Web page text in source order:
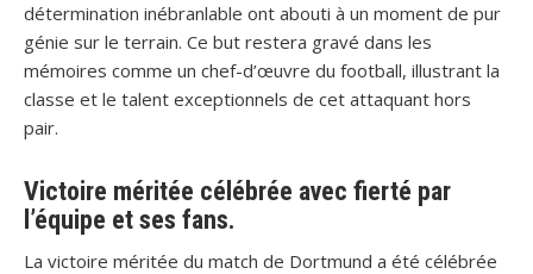
détermination inébranlable ont abouti à un moment de pur
génie sur le terrain. Ce but restera gravé dans les
mémoires comme un chef-d’œuvre du football, illustrant la
classe et le talent exceptionnels de cet attaquant hors
pair.
Victoire méritée célébrée avec fierté par
l’équipe et ses fans.
La victoire méritée du match de Dortmund a été célébrée